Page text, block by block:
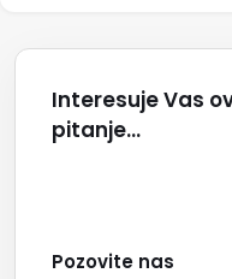
Interesuje Vas
pitanje...
Pozovite nas